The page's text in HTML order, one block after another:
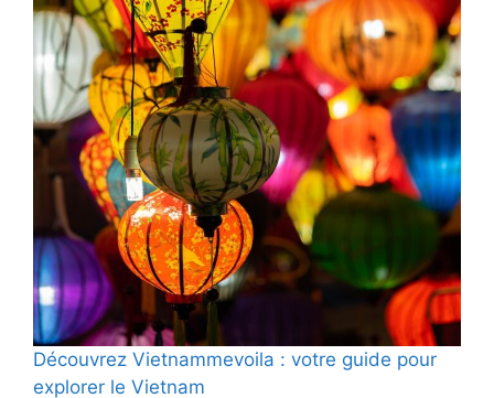
Découvrez Vietnammevoila : votre guide pour
explorer le Vietnam